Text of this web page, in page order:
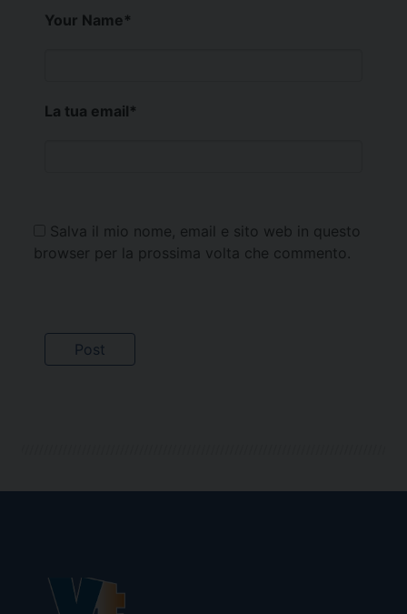
Your Name*
La tua email*
Salva il mio nome, email e sito web in questo
browser per la prossima volta che commento.